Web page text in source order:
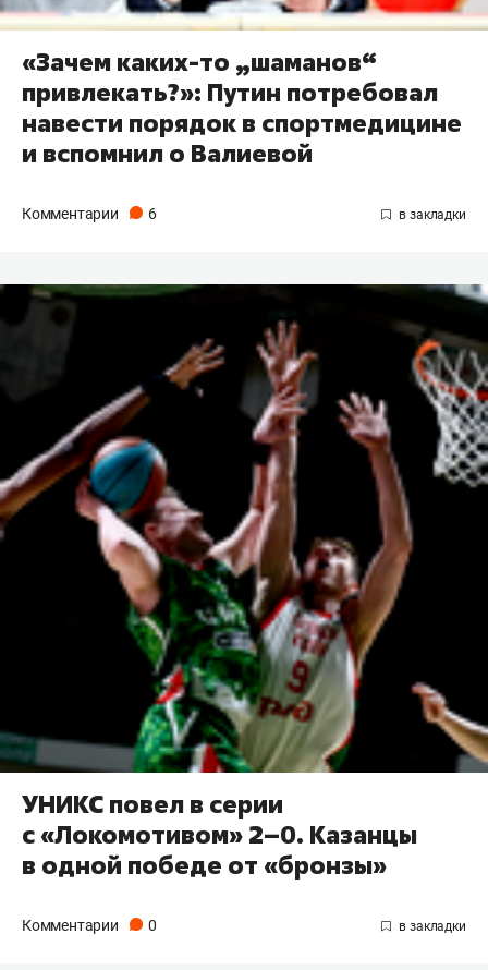
«Зачем каких-то „шаманов“
привлекать?»: Путин потребовал
навести порядок в спортмедицине
и вспомнил о Валиевой
Комментарии 6
УНИКС повел в серии
с «Локомотивом» 2–0. Казанцы
в одной победе от «бронзы»
Комментарии 0